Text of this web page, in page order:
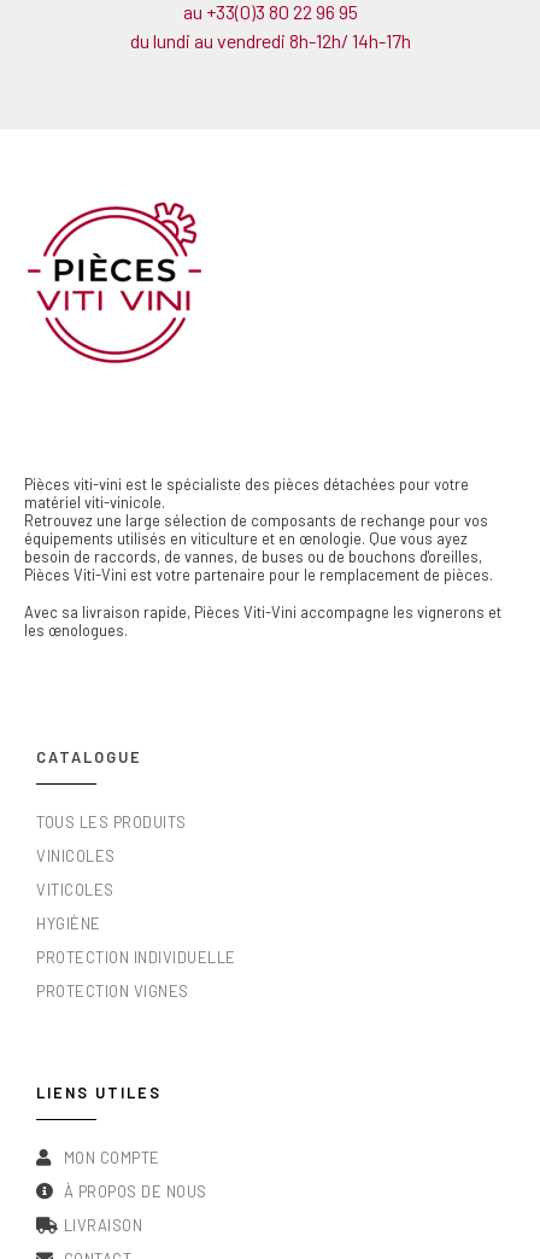
au +33(0)3 80 22 96 95
du lundi au vendredi 8h-12h/ 14h-17h
Pièces viti-vini est le spécialiste des pièces détachées pour votre
matériel viti-vinicole.
Retrouvez une large sélection de composants de rechange pour vos
équipements utilisés en viticulture et en œnologie. Que vous ayez
besoin de raccords, de vannes, de buses ou de bouchons d'oreilles,
Pièces Viti-Vini est votre partenaire pour le remplacement de pièces.
Avec sa livraison rapide, Pièces Viti-Vini accompagne les vignerons et
les œnologues.
CATALOGUE
TOUS LES PRODUITS
VINICOLES
VITICOLES
HYGIÈNE
PROTECTION INDIVIDUELLE
PROTECTION VIGNES
LIENS UTILES
MON COMPTE
À PROPOS DE NOUS
LIVRAISON